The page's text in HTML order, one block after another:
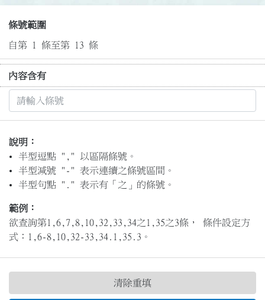
條號範圍
自第 1 條至第 13 條
內容含有
說明：
半型逗點 "," 以區隔條號。
半型減號 "-" 表示連續之條號區間。
半型句點 "." 表示有「之」的條號。
範例：
欲查詢第1,6,7,8,10,32,33,34之1,35之3條， 條件設定方
式：1,6-8,10,32-33,34.1,35.3。
清除重填